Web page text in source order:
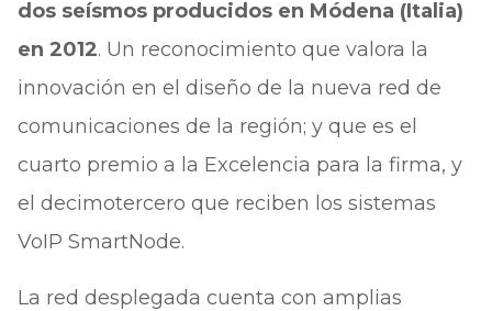
dos seísmos producidos en Módena (Italia)
en 2012. Un reconocimiento que valora la
innovación en el diseño de la nueva red de
comunicaciones de la región; y que es el
cuarto premio a la Excelencia para la firma, y
el decimotercero que reciben los sistemas
VoIP SmartNode.
La red desplegada cuenta con amplias